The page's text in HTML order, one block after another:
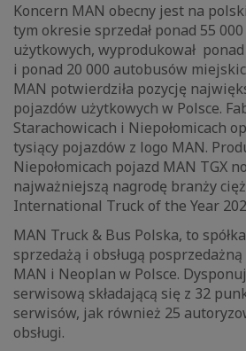
Koncern MAN obecny jest na
tym okresie sprzedał ponad 55
użytkowych, wyprodukował
i ponad 20 000 autobusów
MAN potwierdziła pozycję
pojazdów użytkowych w Polsce.
Starachowicach i Niepołomicach
tysiący pojazdów z logo MAN.
Niepołomicach pojazd MAN TGX
najważniejszą nagrodę branży
International Truck of the Year
MAN Truck & Bus Polska, to
sprzedażą i obsługą
MAN i Neoplan w Polsce.
serwisową składającą się z 32
serwisów, jak również 25
obsługi.